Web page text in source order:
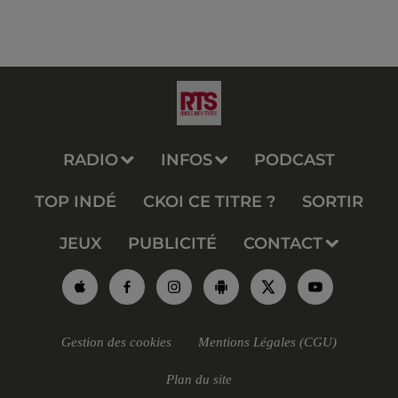
RADIO INFOS PODCAST
TOP INDÉ CKOI CE TITRE ? SORTIR
JEUX PUBLICITÉ CONTACT
Gestion des cookies Mentions Légales (CGU)
Plan du site